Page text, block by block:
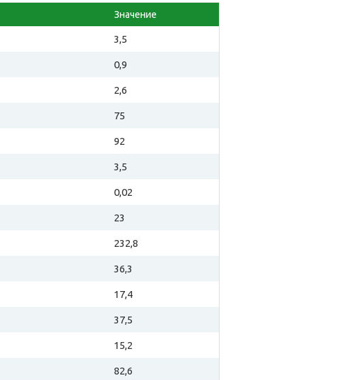
Значение
3,5
0,9
2,6
75
92
3,5
0,02
23
232,8
36,3
17,4
37,5
15,2
82,6